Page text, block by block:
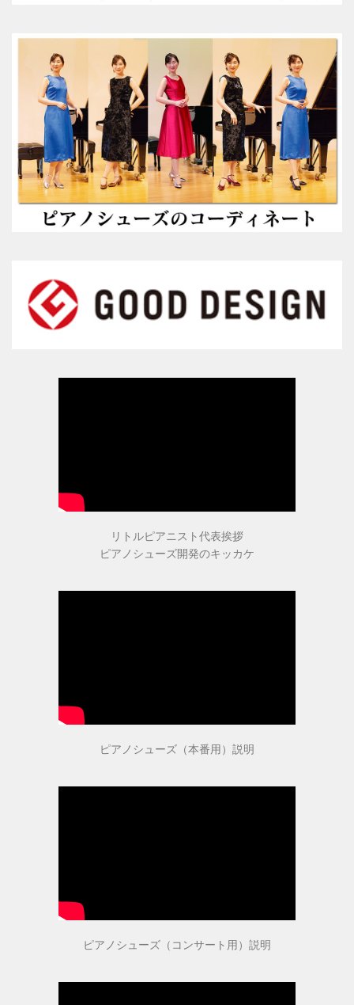
コンセプト
絵で見るピアノシューズ
こんなお悩みはありませんか？
メディア掲載情報
愛用ピアニストの声２
愛用ピアニストの声３
指導者・ご購入者の声
リトルピアニスト代表挨拶
ピアノシューズ開発のキッカケ
ピアノシューズ（本番用）説明
ピアノシューズ（コンサート用）説明